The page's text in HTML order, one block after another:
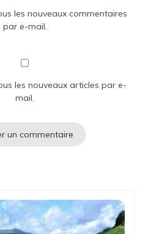
les nouveaux commentaires
par e-mail.
les nouveaux articles par e-
mail.